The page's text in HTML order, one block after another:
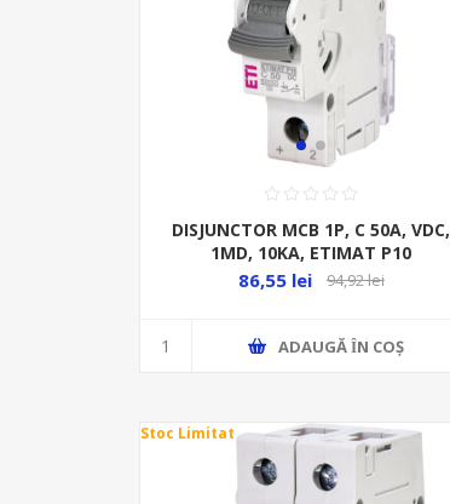
DISJUNCTOR MCB 1P, C 50A, VDC,
1MD, 10KA, ETIMAT P10
86,55 lei 94,92 lei
ADAUGĂ ȊN COŞ
Stoc Limitat